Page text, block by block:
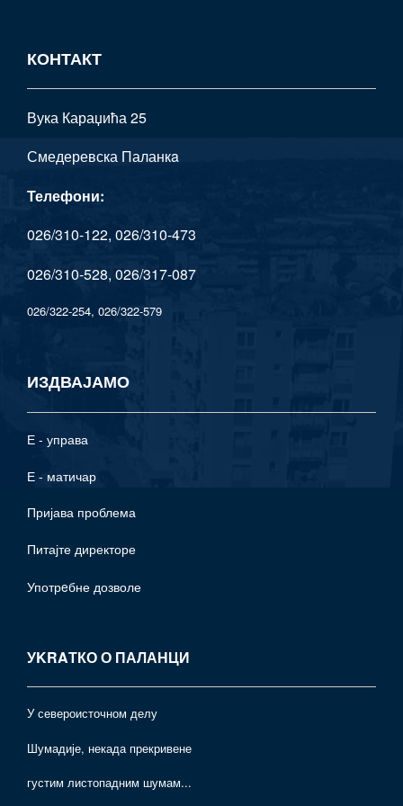
КОНТАКТ
Вука Караџића 25
Смедеревска Паланкa
Телефони:
026/310-122, 026/310-473
026/310-528, 026/317-087
026/322-254, 026/322-579
ИЗДВАЈАМО
Е - управа
Е - матичар
Пријава проблема
Питајте директоре
Употрeбне дозволе
УKRAТКО О ПАЛАНЦИ
У североисточном делу
Шумадије, некада прекривене
густим листопадним шумам...